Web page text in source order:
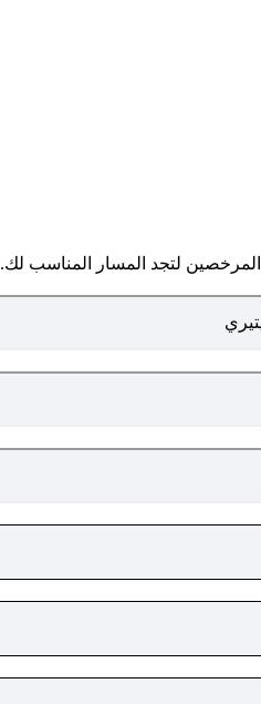
لتجد المسار المناسب لك.